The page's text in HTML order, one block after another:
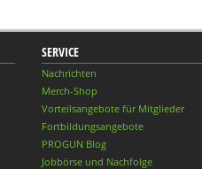
SERVICE
Nachrichten
Merch-Shop
Vorteilsangebote für Mitglieder
Fortbildungsangebote
PROGUN Blog
Jobbörse und Nachfolge